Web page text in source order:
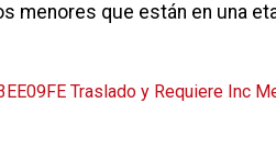
menores que están en una
Traslado y Requiere Inc